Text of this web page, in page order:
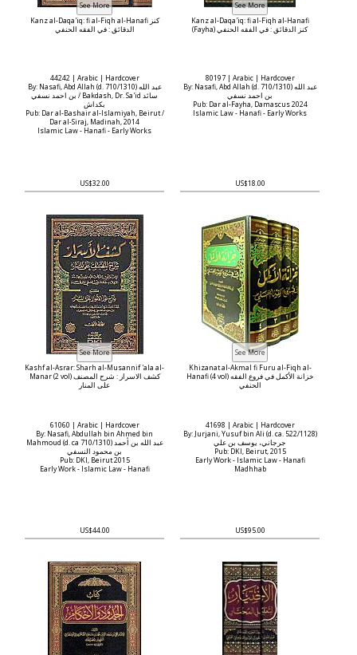
Kanz al-Daqa'iq: fi al-Fiqh al-Hanafi كنز
الدقائق : في الفقه الحنفي
44242 | Arabic | Hardcover
By: Nasafi, Abd Allah (d. 710/1310) عبد الله
بن احمد نسفي / Bakdash, Dr. Sa'id سائد
بكداش
Pub: Dar al-Bashair al-Islamiyah, Beirut /
Dar al-Siraj, Madinah, 2014
Islamic Law - Hanafi - Early Works
US$32.00
Kanz al-Daqa'iq: fi al-Fiqh al-Hanafi
(Fayha) كنز الدقائق : في الفقه الحنفي
80197 | Arabic | Hardcover
By: Nasafi, Abd Allah (d. 710/1310) عبد الله
بن احمد نسفي
Pub: Dar al-Fayha, Damascus 2024
Islamic Law - Hanafi - Early Works
US$18.00
Kashf al-Asrar: Sharh al-Musannif 'ala al-
Manar (2 vol) كشف الاسرار : شرح المصنف
على المنار
61060 | Arabic | Hardcover
By: Nasafi, Abdullah bin Ahmed bin
Mahmoud (d. ca 710/1310) عبد الله بن أحمد
بن محمود النسفي
Pub: DKI, Beirut 2015
Early Work - Islamic Law - Hanafi
US$44.00
Khizanat al-Akmal fi Furu al-Fiqh al-
Hanafi (4 vol) خزانة الأكمل في فروع الفقه
الحنفي
41698 | Arabic | Hardcover
By: Jurjani, Yusuf bin Ali (d. ca. 522/1128)
جرجاني، يوسف بن علي
Pub: DKI, Beirut, 2015
Early Work - Islamic Law - Hanafi
Madhhab
US$95.00